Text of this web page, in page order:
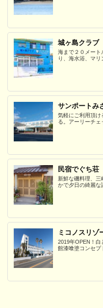
城ヶ島クラブ
海まで２０メート
り、海水浴、マリ
サンポートみ
気軽にご利用頂け
る。アーリーチェ
民宿でぐち荘
新鮮な磯料理、
かで夕日の綺麗な
ミコノスリゾ
2019年OPEN！
館漆喰塗コンセプ